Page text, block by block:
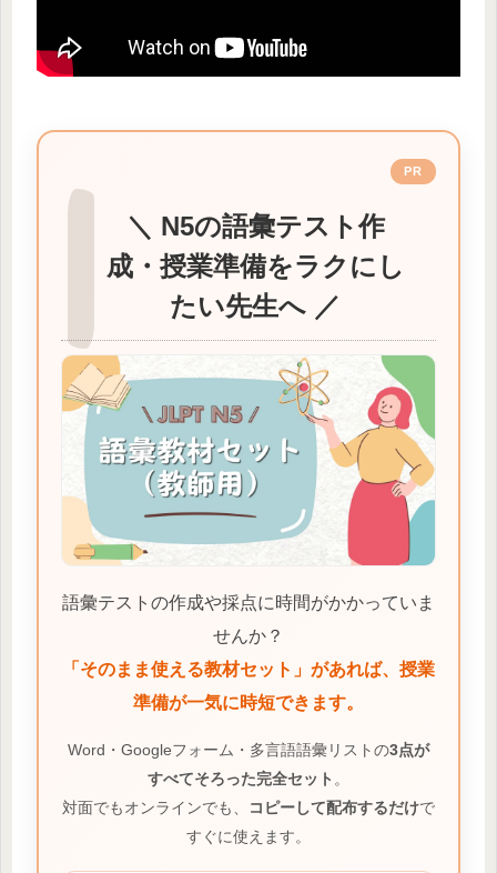
PR
＼ N5の語彙テスト作
成・授業準備をラクにし
たい先生へ ／
語彙テストの作成や採点に時間がかかっていま
せんか？
「そのまま使える教材セット」があれば、授業
準備が一気に時短できます。
Word・Googleフォーム・多言語語彙リストの3点が
すべてそろった完全セット 。
対面でもオンラインでも、
コピーして配布するだけで
すぐに使えます。